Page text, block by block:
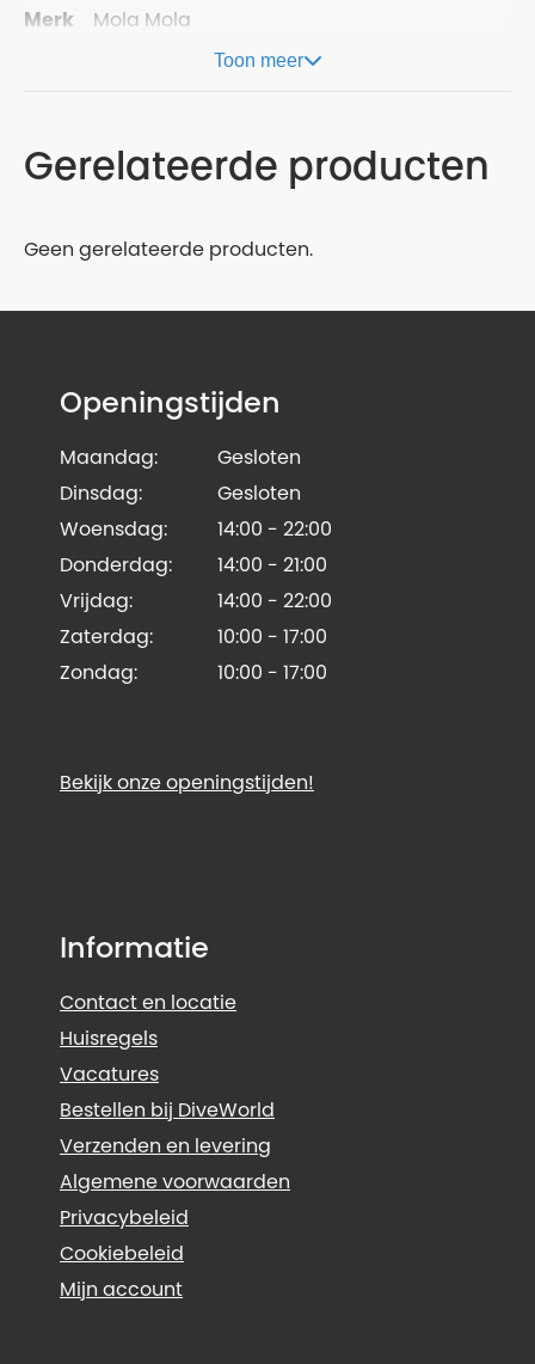
Merk Mola Mola
Toon meer
Gerelateerde producten
Geen gerelateerde producten.
Openingstijden
Maandag:
Gesloten
Dinsdag:
Gesloten
Woensdag:
14:00 - 22:00
Donderdag:
14:00 - 21:00
Vrijdag:
14:00 - 22:00
Zaterdag:
10:00 - 17:00
Zondag:
10:00 - 17:00
Bekijk onze openingstijden!
Informatie
Contact en locatie
Huisregels
Vacatures
Bestellen bij DiveWorld
Verzenden en levering
Algemene voorwaarden
Privacybeleid
Cookiebeleid
Mijn account